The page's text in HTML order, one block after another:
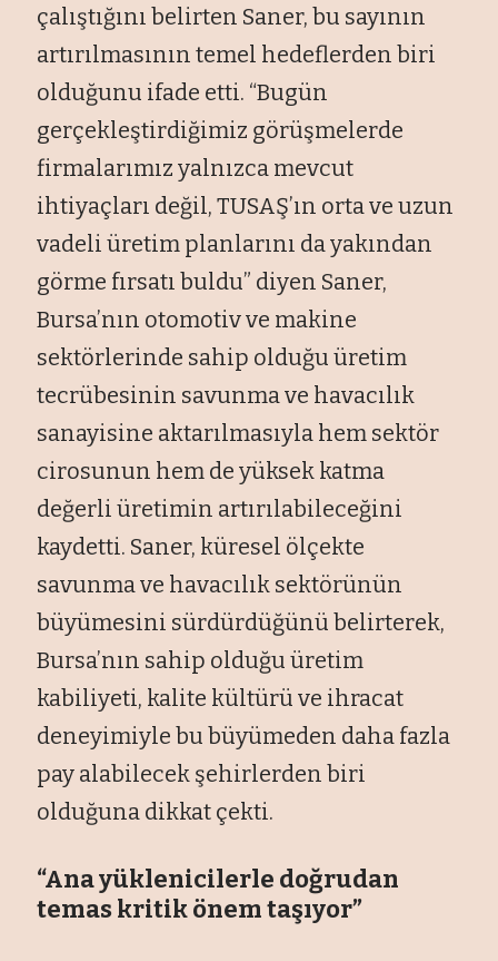
çalıştığını belirten Saner, bu sayının
artırılmasının temel hedeflerden biri
olduğunu ifade etti. “Bugün
gerçekleştirdiğimiz görüşmelerde
firmalarımız yalnızca mevcut
ihtiyaçları değil, TUSAŞ’ın orta ve uzun
vadeli üretim planlarını da yakından
görme fırsatı buldu” diyen Saner,
Bursa’nın otomotiv ve makine
sektörlerinde sahip olduğu üretim
tecrübesinin savunma ve havacılık
sanayisine aktarılmasıyla hem sektör
cirosunun hem de yüksek katma
değerli üretimin artırılabileceğini
kaydetti. Saner, küresel ölçekte
savunma ve havacılık sektörünün
büyümesini sürdürdüğünü belirterek,
Bursa’nın sahip olduğu üretim
kabiliyeti, kalite kültürü ve ihracat
deneyimiyle bu büyümeden daha fazla
pay alabilecek şehirlerden biri
olduğuna dikkat çekti.
“Ana yüklenicilerle doğrudan
temas kritik önem taşıyor”